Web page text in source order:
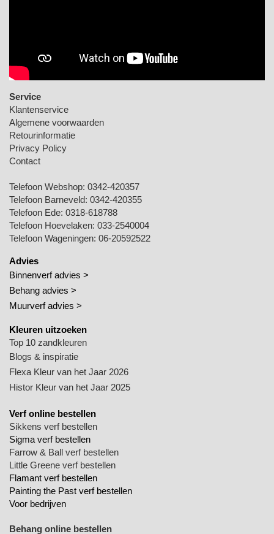
Service
Klantenservice
Algemene voorwaarden
Retourinformatie
Privacy Policy
Contact
Telefoon Webshop: 0342-420357
Telefoon Barneveld: 0342-420355
Telefoon Ede: 0318-618788
Telefoon Hoevelaken: 033-2540004
Telefoon Wageningen: 06-20592522
Advies
Binnenverf advies >
Behang advies >
Muurverf advies >
Kleuren uitzoeken
Top 10 zandkleuren
Blogs & inspiratie
Flexa Kleur van het Jaar 2026
Histor Kleur van het Jaar 2025
Verf online bestellen
Sikkens verf bestellen
Sigma verf bestellen
Farrow & Ball verf bestellen
Little Greene verf bestellen
Flamant verf bestellen
Painting the Past verf bestellen
Voor bedrijven
Behang online bestellen